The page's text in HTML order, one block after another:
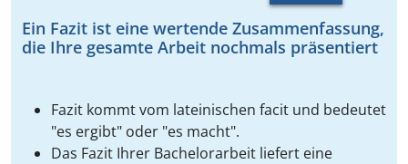
Ein Fazit ist eine wertende Zusammenfassung,
die Ihre gesamte Arbeit nochmals präsentiert
Fazit kommt vom lateinischen facit und bedeutet
"es ergibt" oder "es macht".
Das Fazit Ihrer Bachelorarbeit liefert eine